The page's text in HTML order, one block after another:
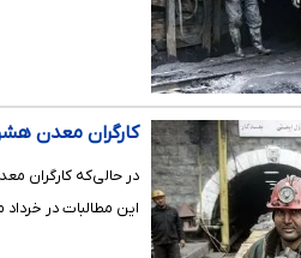
کارگران معدن
در حالی‌که کارگران
این مطالبات در